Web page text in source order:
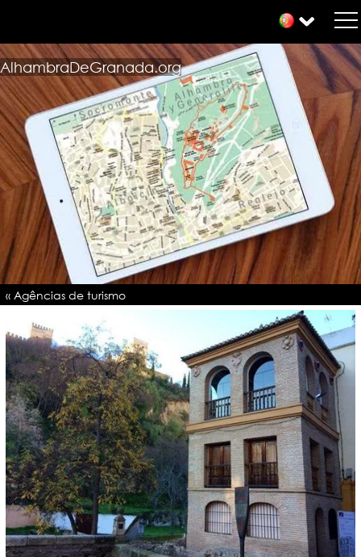
AlhambraDeGranada.org
« Agências de turismo